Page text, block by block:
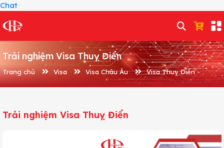
Chat
Trải nghiệm Visa Thuỵ Điển
Trang chủ Visa Visa Châu Âu Visa Thuỵ Điển
Trải nghiệm Visa Thuỵ Điển